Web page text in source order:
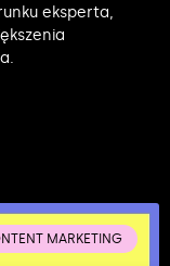
eksperta,
MARKETING